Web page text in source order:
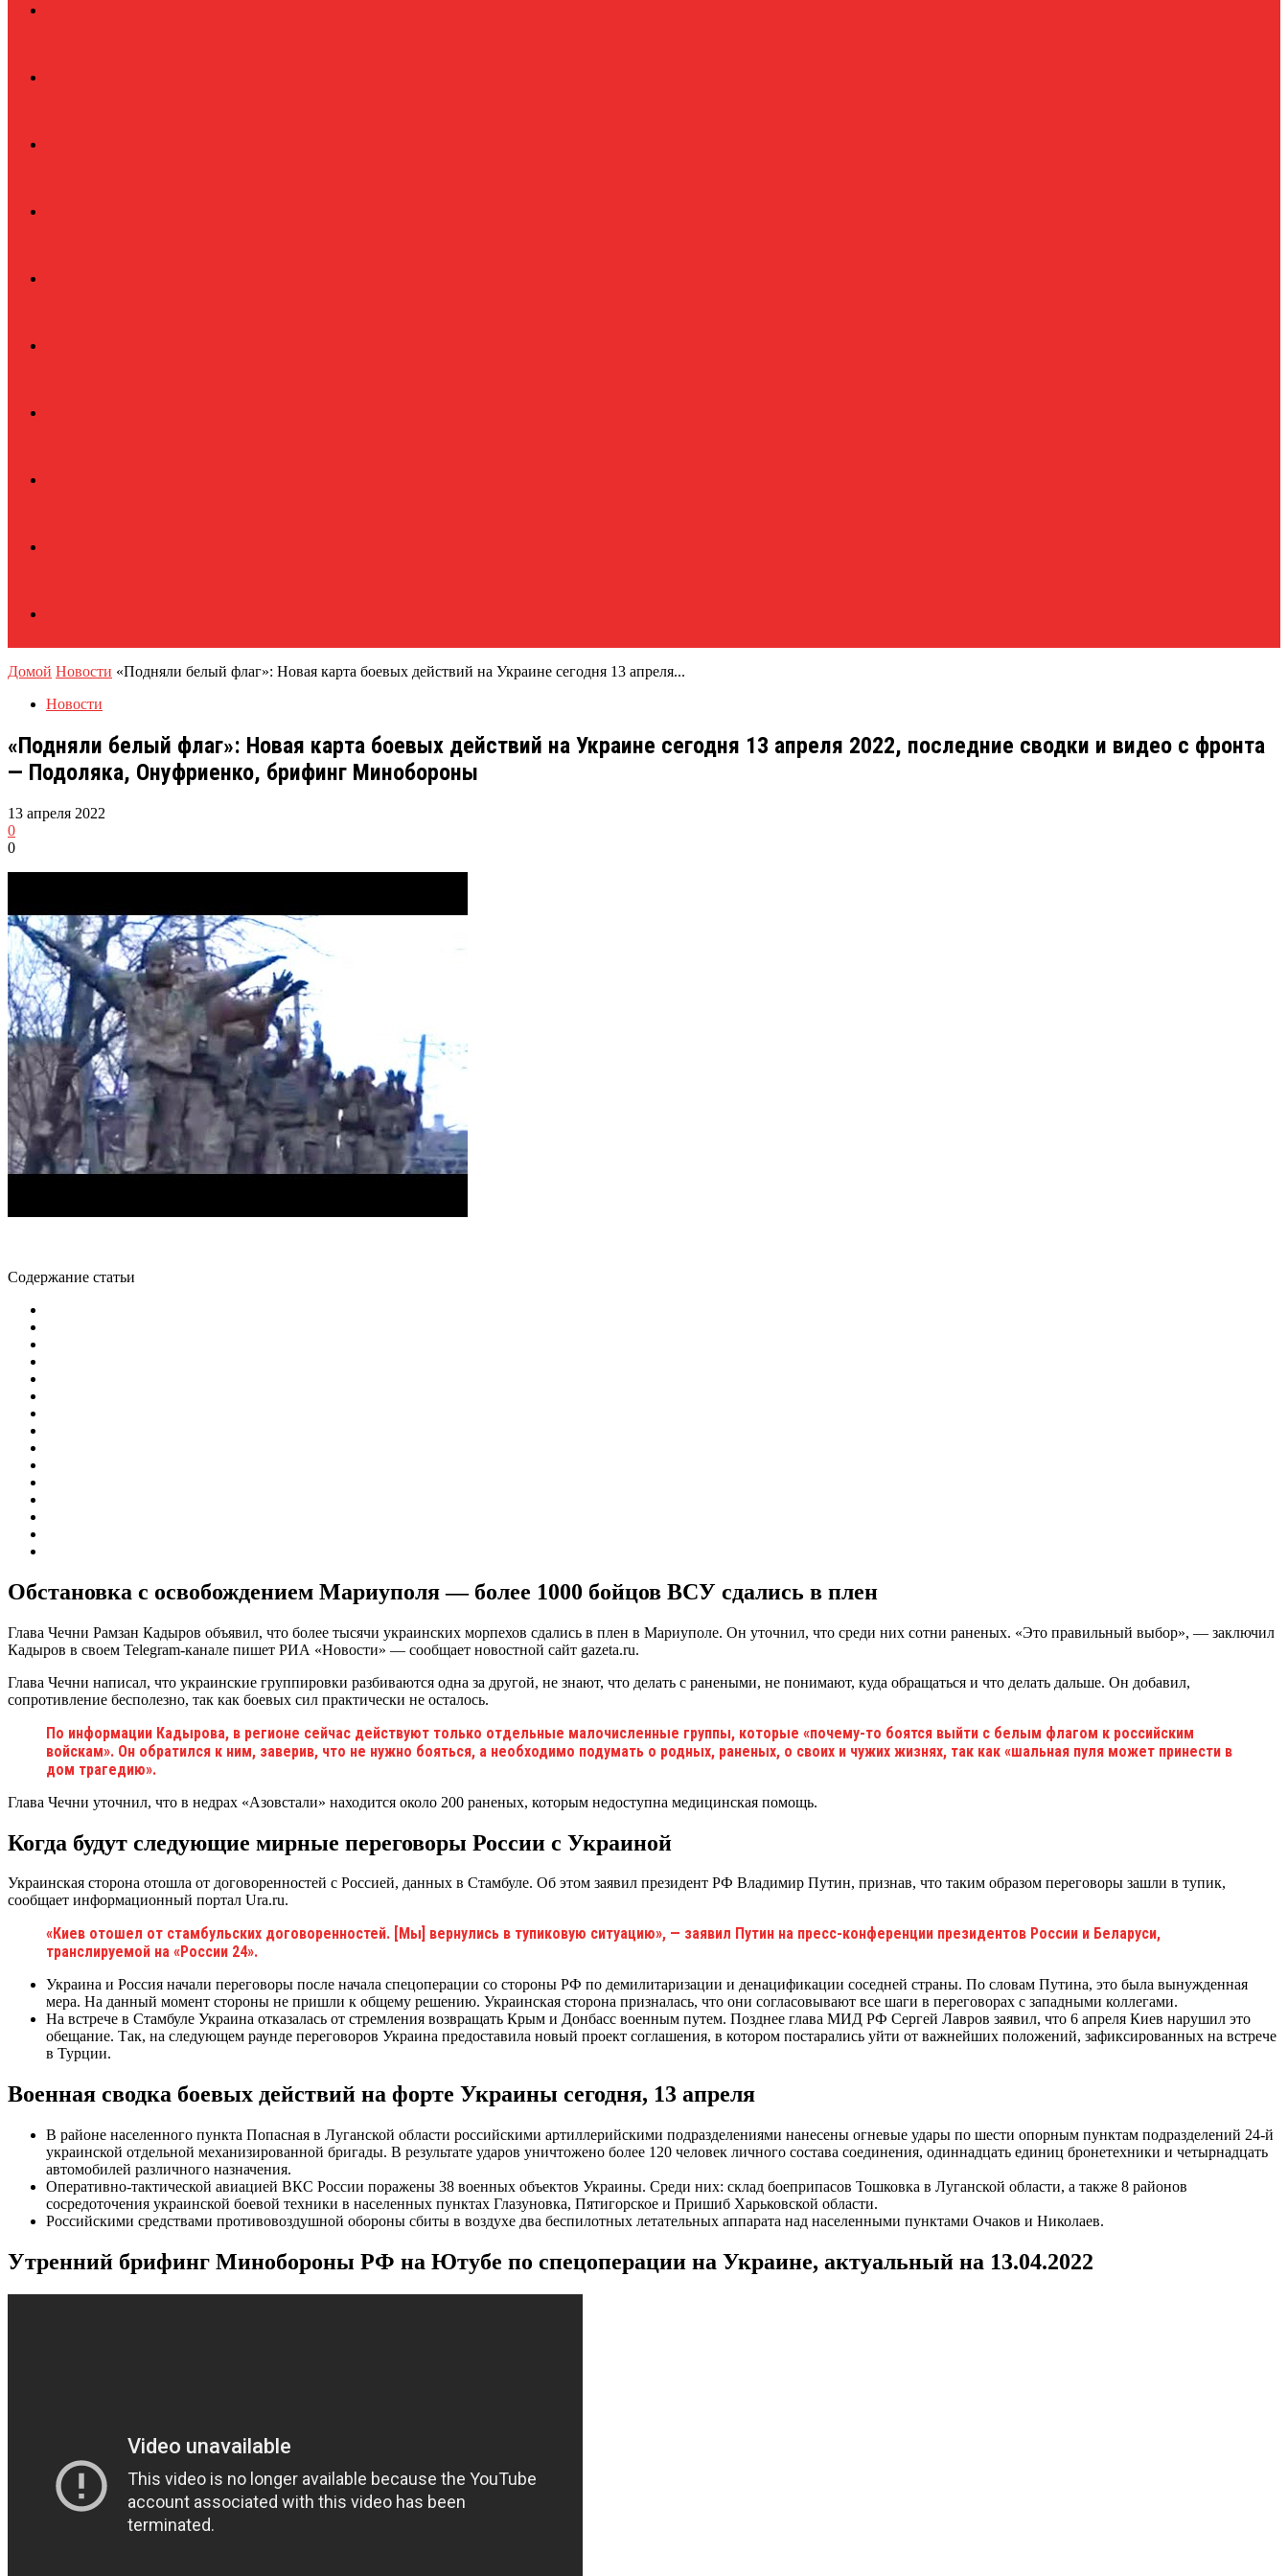
Домой Новости «Подняли белый флаг»: Новая карта боевых действий на Украине сегодня 13 апреля ...
Новости
«Подняли белый флаг»: Новая карта боевых действий на Украине сегодня 13 апреля 2022, последние сводки и видео с фронта
— Подоляка, Онуфриенко, брифинг Минобороны
13 апреля 2022
0
0
Содержание статьи
Обстановка с освобождением Мариуполя — более 1000 бойцов ВСУ сдались в плен
Глава Чечни Рамзан Кадыров объявил, что более тысячи украинских морпехов сдались в плен в Мариуполе. Он уточнил, что среди них сотни раненых. «Это правильный выбор», — заключил
Кадыров в своем Telegram-канале пишет РИА «Новости» — сообщает новостной сайт gazeta.ru.
Глава Чечни написал, что украинские группировки разбиваются одна за другой, не знают, что делать с ранеными, не понимают, куда обращаться и что делать дальше. Он добавил,
сопротивление бесполезно, так как боевых сил практически не осталось.
По информации Кадырова, в регионе сейчас действуют только отдельные малочисленные группы, которые «почему-то боятся выйти с белым флагом к российским
войскам». Он обратился к ним, заверив, что не нужно бояться, а необходимо подумать о родных, раненых, о своих и чужих жизнях, так как «шальная пуля может принести в
дом трагедию».
Глава Чечни уточнил, что в недрах «Азовстали» находится около 200 раненых, которым недоступна медицинская помощь.
Когда будут следующие мирные переговоры России с Украиной
Украинская сторона отошла от договоренностей с Россией, данных в Стамбуле. Об этом заявил президент РФ Владимир Путин, признав, что таким образом переговоры зашли в тупик,
сообщает информационный портал Ura.ru.
«Киев отошел от стамбульских договоренностей. [Мы] вернулись в тупиковую ситуацию», — заявил Путин на пресс-конференции президентов России и Беларуси,
транслируемой на «России 24».
Украина и Россия начали переговоры после начала спецоперации со стороны РФ по демилитаризации и денацификации соседней страны. По словам Путина, это была вынужденная
мера. На данный момент стороны не пришли к общему решению. Украинская сторона призналась, что они согласовывают все шаги в переговорах с западными коллегами.
На встрече в Стамбуле Украина отказалась от стремления возвращать Крым и Донбасс военным путем. Позднее глава МИД РФ Сергей Лавров заявил, что 6 апреля Киев нарушил это
обещание. Так, на следующем раунде переговоров Украина предоставила новый проект соглашения, в котором постарались уйти от важнейших положений, зафиксированных на встрече
в Турции.
Военная сводка боевых действий на форте Украины сегодня, 13 апреля
В районе населенного пункта Попасная в Луганской области российскими артиллерийскими подразделениями нанесены огневые удары по шести опорным пунктам подразделений 24-й
украинской отдельной механизированной бригады. В результате ударов уничтожено более 120 человек личного состава соединения, одиннадцать единиц бронетехники и четырнадцать
автомобилей различного назначения.
Оперативно-тактической авиацией ВКС России поражены 38 военных объектов Украины. Среди них: склад боеприпасов Тошковка в Луганской области, а также 8 районов
сосредоточения украинской боевой техники в населенных пунктах Глазуновка, Пятигорское и Пришиб Харьковской области.
Российскими средствами противовоздушной обороны сбиты в воздухе два беспилотных летательных аппарата над населенными пунктами Очаков и Николаев.
Утренний брифинг Минобороны РФ на Ютубе по спецоперации на Украине, актуальный на 13.04.2022